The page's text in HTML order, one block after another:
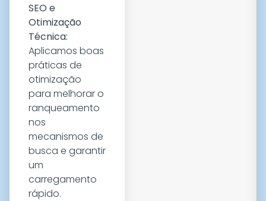
SEO e
Otimização
Técnica:
Aplicamos boas
práticas de
otimização
para melhorar o
ranqueamento
nos
mecanismos de
busca e garantir
um
carregamento
rápido.